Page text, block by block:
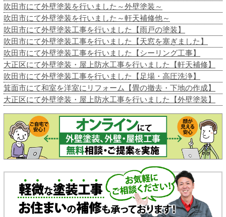
吹田市にて外壁塗装を行いました～外壁塗装～
吹田市にて外壁塗装を行いました～軒天補修他～
吹田市にて外壁塗装工事を行いました【雨戸の塗装】
吹田市にて外壁塗装工事を行いました【天窓を塞ぎました】
吹田市にて外壁塗装工事を行いました【シーリング工事】
大正区にて外壁塗装・屋上防水工事を行いました【軒天補修】
吹田市にて外壁塗装工事を行いました【足場・高圧洗浄】
箕面市にて和室を洋室にリフォーム【畳の撤去・下地の作成】
大正区にて外壁塗装・屋上防水工事を行いました【外壁塗装】